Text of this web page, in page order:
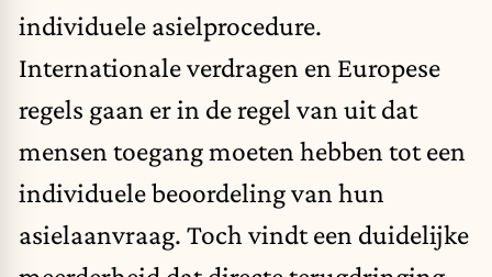
individuele asielprocedure.
Internationale verdragen en Europese
regels gaan er in de regel van uit dat
mensen toegang moeten hebben tot een
individuele beoordeling van hun
asielaanvraag. Toch vindt een duidelijke